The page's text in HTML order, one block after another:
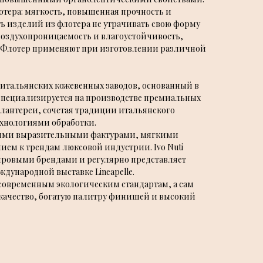
мягкость, повышенная прочность и
изделий из флотера не утрачивать свою форму
и влагоустойчивость,
Флотер применяют при изготовлении различной
кожевенных заводов, основанный в
на производстве премиальных
сочетая традиции итальянского
обработки.
выразительными фактурами, мягкими
к трендам люксовой индустрии. Ivo Nuti
брендами и регулярно представляет
выставке Lineapelle.
экологическим стандартам, а сам
богатую палитру финишей и высокий